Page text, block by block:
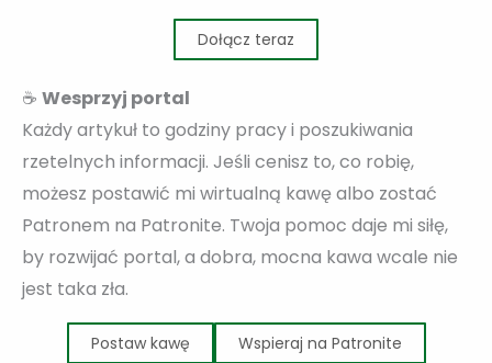
Dołącz teraz
☕ Wesprzyj portal
Każdy artykuł to godziny pracy i poszukiwania
rzetelnych informacji. Jeśli cenisz to, co robię,
możesz postawić mi wirtualną kawę albo zostać
Patronem na Patronite. Twoja pomoc daje mi siłę,
by rozwijać portal, a dobra, mocna kawa wcale nie
jest taka zła.
Postaw kawę Wspieraj na Patronite